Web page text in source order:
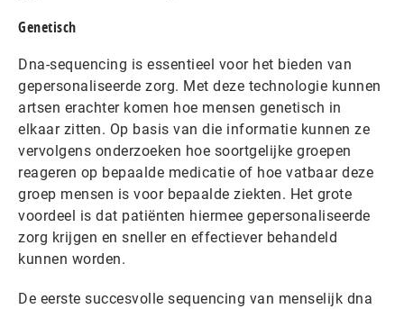
Genetisch
Dna-sequencing is essentieel voor het bieden van
gepersonaliseerde zorg. Met deze technologie kunnen
artsen erachter komen hoe mensen genetisch in
elkaar zitten. Op basis van die informatie kunnen ze
vervolgens onderzoeken hoe soortgelijke groepen
reageren op bepaalde medicatie of hoe vatbaar deze
groep mensen is voor bepaalde ziekten. Het grote
voordeel is dat patiënten hiermee gepersonaliseerde
zorg krijgen en sneller en effectiever behandeld
kunnen worden.
De eerste succesvolle sequencing van menselijk dna